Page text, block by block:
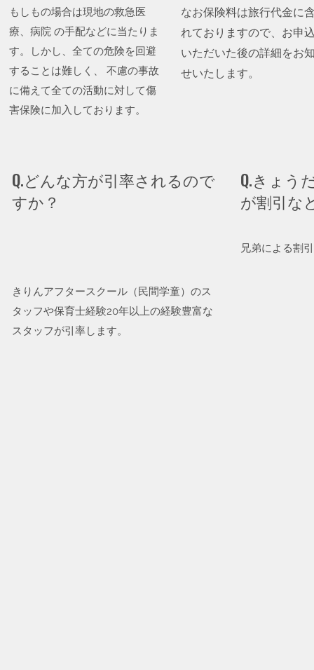
もしもの場合は現地の救急医
療、病院 の手配などに当たりま
す。しかし、全ての危険を回避
することは難しく、 不慮の事故
に備えて全ての活動に対して傷
害保険に加入しております。
なお保険料は旅行代金に
れておりますので、お申
いただいた後の詳細をお
せいたします。
Q.どんな方が引率されるので
すか？
きりんアフタースクール（民間学童）のス
タッフや保育士経験20年以上の経験豊富な
スタッフが引率します。
Q.きょう
が割引な
兄弟による割